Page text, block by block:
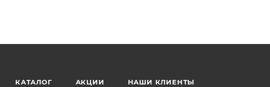
КАТАЛОГ АКЦИИ НАШИ КЛИЕНТЫ